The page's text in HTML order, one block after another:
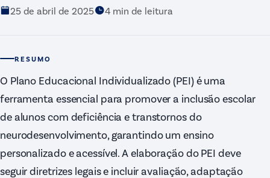
25 de abril de 2025 4 min de leitura
RESUMO
O Plano Educacional Individualizado (PEI) é uma
ferramenta essencial para promover a inclusão escolar
de alunos com deficiência e transtornos do
neurodesenvolvimento, garantindo um ensino
personalizado e acessível. A elaboração do PEI deve
seguir diretrizes legais e incluir avaliação, adaptação